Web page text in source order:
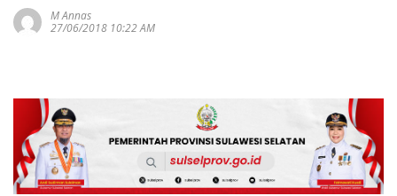
M Annas
27/06/2018 10:22 AM